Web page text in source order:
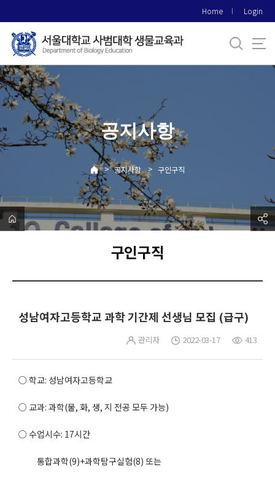
로
메
뉴
Home Login
공지사항
> 공지사항 > 구인구직
구인구직
성남여자고등학교 과학 기간제 선생님 모집 (급구)
관리자 2022-03-17 413
○ 학교: 성남여자고등학교
○ 교과: 과학(물, 화, 생, 지 전공 모두 가능)
○ 수업시수: 17시간
통합과학(9)+과학탐구실험(8) 또는